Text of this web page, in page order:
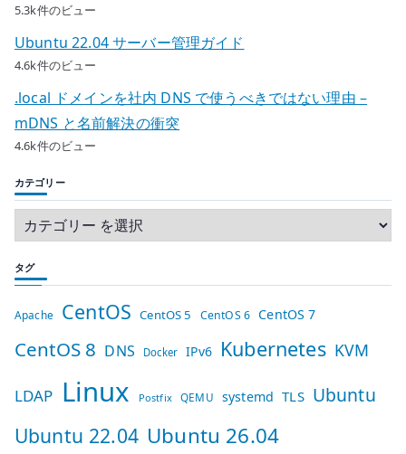
5.3k件のビュー
Ubuntu 22.04 サーバー管理ガイド
4.6k件のビュー
.local ドメインを社内 DNS で使うべきではない理由 –
mDNS と名前解決の衝突
4.6k件のビュー
カテゴリー
タグ
Apache CentOS CentOS 5 CentOS 6 CentOS 7
CentOS 8 DNS Docker IPv6 Kubernetes KVM
LDAP Linux Postfix QEMU systemd TLS Ubuntu
Ubuntu 22.04 Ubuntu 26.04